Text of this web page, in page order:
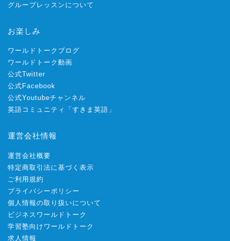
グループレッスンについて
お楽しみ
ワールドトークブログ
ワールドトーク動画
公式Twitter
公式Facebook
公式Youtubeチャンネル
英語コミュニティ「すきま英語」
運営会社情報
運営会社概要
特定商取引法に基づく表示
ご利用規約
プライバシーポリシー
個人情報の取り扱いについて
ビジネスワールドトーク
学習塾向けワールドトーク
求人情報